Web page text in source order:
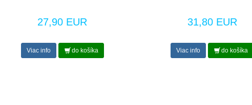
27,90 EUR
Viac info do košíka
31,80 EUR
Viac info do košíka